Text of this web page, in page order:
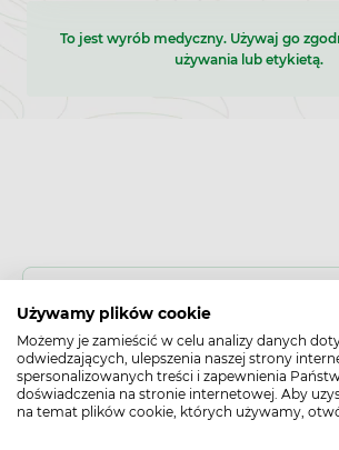
Używamy plików cookie
Możemy je zamieścić w celu analizy danych
odwiedzających, ulepszenia naszej strony
spersonalizowanych treści i zapewnienia
doświadczenia na stronie internetowej. Aby
na temat plików cookie, których używamy,
To jest wyrób medyczny. Używaj go
używania lub etykietą.
Cechy produktu
Typ produktu:
Wyrób medyczny
Wiek:
Dorosły / Dziecko / Młodzież